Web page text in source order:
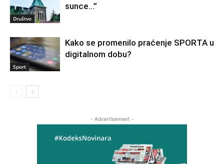
Društvo
sunce…”
Sport
Kako se promenilo praćenje SPORTA u
digitalnom dobu?
- Advertisement -